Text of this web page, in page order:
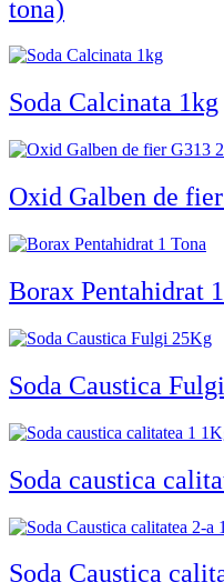
tona)
Soda Calcinata 1kg
Oxid Galben de
Borax Pentahidrat
Soda Caustica
Soda caustica
Soda Caustica